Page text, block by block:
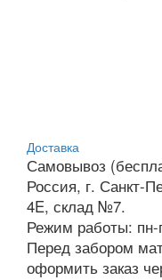
Доставка
Самовывоз
Россия, г. Санкт-
4E, склад №7.
Режим работы: пн-
Перед забором
оформить заказ